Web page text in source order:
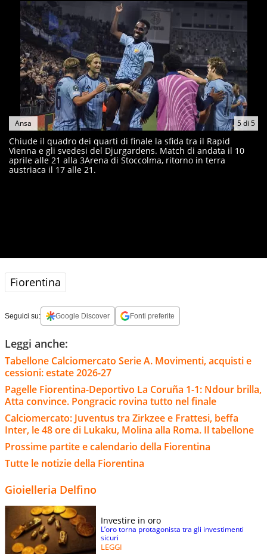
5di 5
Ansa
Chiude il quadro dei quarti di finale la sfida tra il Rapid
Vienna e gli svedesi del Djurgardens. Match di andata il 10
aprile alle 21 alla 3Arena di Stoccolma, ritorno in terra
austriaca il 17 alle 21.
Fiorentina
Seguici su: Google Discover Fonti preferite
Leggi anche:
Tabellone Calciomercato Serie A. Movimenti, acquisti e
cessioni: estate 2026-27
Pagelle Fiorentina-Deportivo La Coruña 1-1: Ndour brilla,
Atta convince. Pongracic rovina tutto nel finale
Calciomercato: Juventus tra Zirkzee e Frattesi, beffa
Inter, le 48 ore di Lukaku, Molina alla Roma. Il tabellone
Prossime partite e calendario della Fiorentina
Tutte le notizie della Fiorentina
Gioielleria Delfino
Investire in oro
L’oro torna protagonista tra gli investimenti
sicuri
LEGGI